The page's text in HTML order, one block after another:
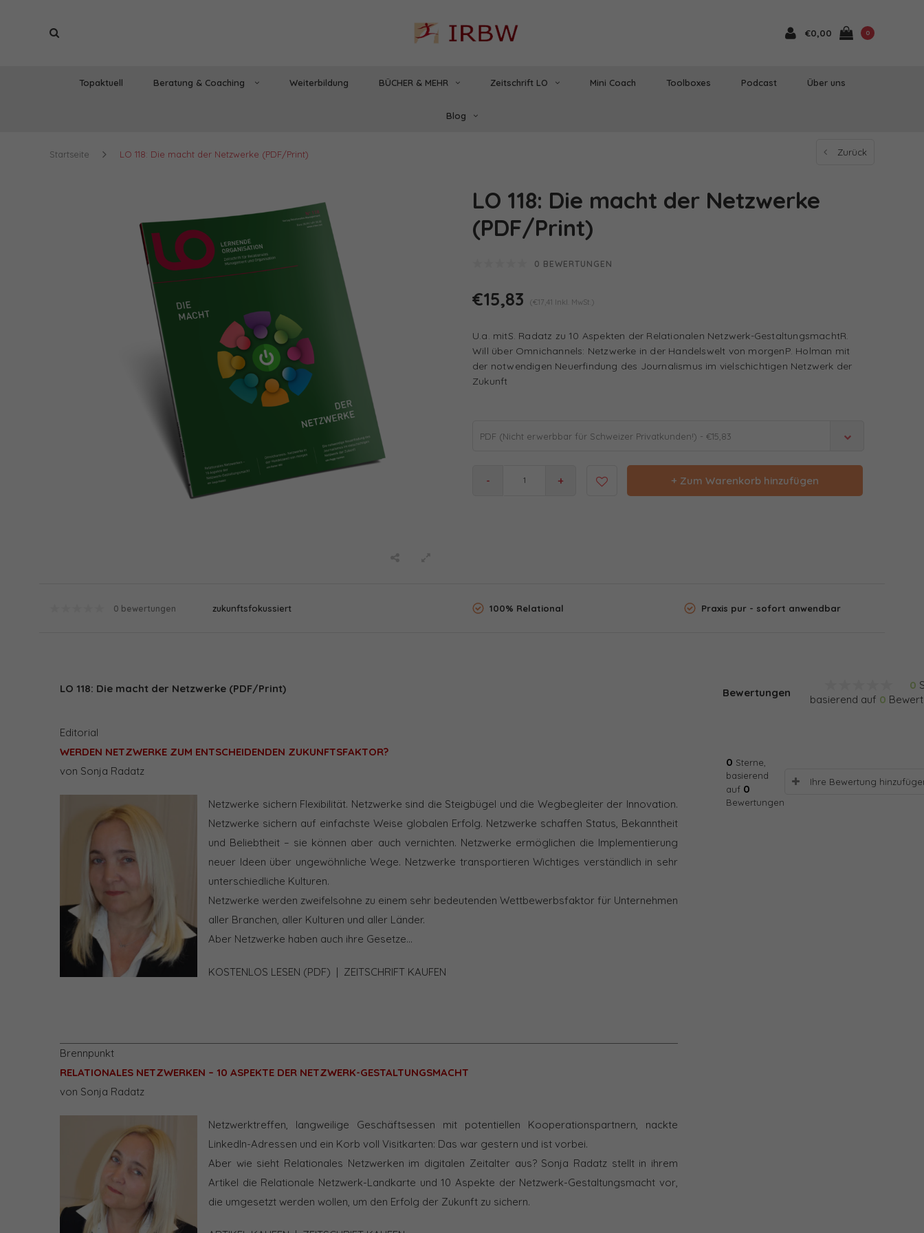
€0,00 0
Topaktuell Beratung & Coaching Weiterbildung BÜCHER & MEHR Zeitschrift LO Mini Coach Toolboxes Podcast Über uns
Blog
Startseite LO 118: Die macht der Netzwerke (PDF/Print) Zurück
LO 118: Die macht der Netzwerke
(PDF/Print)
0 BEWERTUNGEN
€15,83 (€17,41 Inkl. MwSt.)
U.a. mitS. Radatz zu 10 Aspekten der Relationalen Netzwerk-GestaltungsmachtR.
Will über Omnichannels: Netzwerke in der Handelswelt von morgenP. Holman mit
der notwendigen Neuerfindung des Journalismus im vielschichtigen Netzwerk der
Zukunft
PDF (Nicht erwerbbar für Schweizer Privatkunden!) - €15,83
- + + Zum Warenkorb hinzufügen
0 bewertungen zukunftsfokussiert 100% Relational Praxis pur - sofort anwendbar
LO 118: Die macht der Netzwerke (PDF/Print)
Editorial
WERDEN NETZWERKE ZUM ENTSCHEIDENDEN ZUKUNFTSFAKTOR?
von Sonja Radatz
Netzwerke sichern Flexibilität. Netzwerke sind die Steigbügel und die Wegbegleiter der Innovation.
Netzwerke sichern auf einfachste Weise globalen Erfolg. Netzwerke schaffen Status, Bekanntheit
und Beliebtheit – sie können aber auch vernichten. Netzwerke ermöglichen die Implementierung
neuer Ideen über ungewöhnliche Wege. Netzwerke transportieren Wichtiges verständlich in sehr
unterschiedliche Kulturen.
Netzwerke werden zweifelsohne zu einem sehr bedeutenden Wettbewerbsfaktor für Unternehmen
aller Branchen, aller Kulturen und aller Länder.
Aber Netzwerke haben auch ihre Gesetze…
KOSTENLOS LESEN (PDF) ZEITSCHRIFT KAUFEN
Brennpunkt
RELATIONALES NETZWERKEN – 10 ASPEKTE DER NETZWERK-GESTALTUNGSMACHT
von Sonja Radatz
Netzwerktreffen, langweilige Geschäftsessen mit potentiellen Kooperationspartnern, nackte
LinkedIn-Adressen und ein Korb voll Visitkarten: Das war gestern und ist vorbei.
Aber wie sieht Relationales Netzwerken im digitalen Zeitalter aus? Sonja Radatz stellt in ihrem
Artikel die Relationale Netzwerk-Landkarte und 10 Aspekte der Netzwerk-Gestaltungsmacht vor,
die umgesetzt werden wollen, um den Erfolg der Zukunft zu sichern.
Bewertungen
0
basierend auf 0
0 Sterne,
basierend
auf 0
Bewertungen
Ihre Bewertung